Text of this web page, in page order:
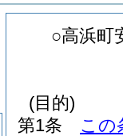
○高浜町
(目的)
第1条
この